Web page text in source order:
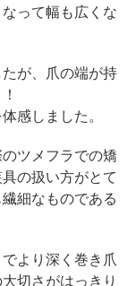
って幅も広くな
が、爪の端が持
感しました。
ツメフラでの矯
の扱い方がとて
細なものである
より深く巻き爪
切さがはっきり